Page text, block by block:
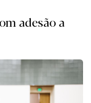
adesão a